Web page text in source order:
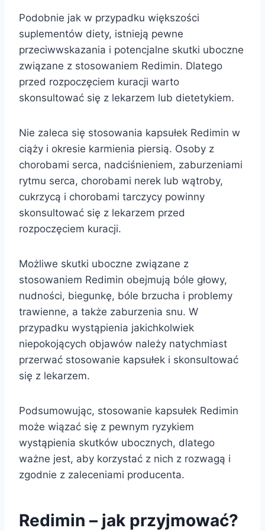
Podobnie jak w przypadku większości
suplementów diety, istnieją pewne
przeciwwskazania i potencjalne skutki uboczne
związane z stosowaniem Redimin. Dlatego
przed rozpoczęciem kuracji warto
skonsultować się z lekarzem lub dietetykiem.
Nie zaleca się stosowania kapsułek Redimin w
ciąży i okresie karmienia piersią. Osoby z
chorobami serca, nadciśnieniem, zaburzeniami
rytmu serca, chorobami nerek lub wątroby,
cukrzycą i chorobami tarczycy powinny
skonsultować się z lekarzem przed
rozpoczęciem kuracji.
Możliwe skutki uboczne związane z
stosowaniem Redimin obejmują bóle głowy,
nudności, biegunkę, bóle brzucha i problemy
trawienne, a także zaburzenia snu. W
przypadku wystąpienia jakichkolwiek
niepokojących objawów należy natychmiast
przerwać stosowanie kapsułek i skonsultować
się z lekarzem.
Podsumowując, stosowanie kapsułek Redimin
może wiązać się z pewnym ryzykiem
wystąpienia skutków ubocznych, dlatego
ważne jest, aby korzystać z nich z rozwagą i
zgodnie z zaleceniami producenta.
Redimin – jak przyjmować?